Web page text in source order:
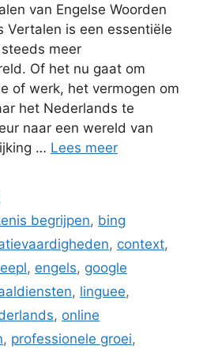
van Engelse Woorden
Vertalen is een essentiële
meer
Of het nu gaat om
of werk, het vermogen om
het Nederlands te
naar een wereld van
… Lees meer
begrijpen, bing
, context,
, engels, google
, linguee,
, online
, professionele groei,